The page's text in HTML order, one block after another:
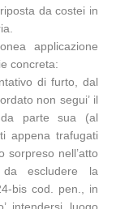
da costei in
applicazione
concreta:
di furto, dal
non segui’ il
da parte sua (al
appena trafugati
sorpreso nell’atto
escludere la
bis cod. pen., in